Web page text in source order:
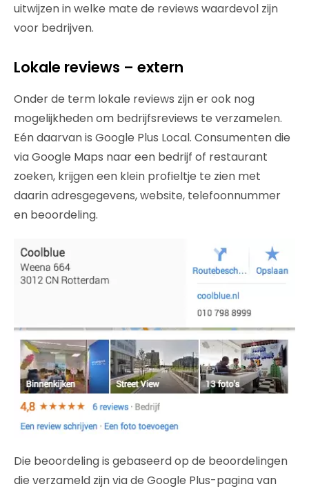
uitwijzen in welke mate de reviews waardevol zijn
voor bedrijven.
Lokale reviews – extern
Onder de term lokale reviews zijn er ook nog
mogelijkheden om bedrijfsreviews te verzamelen.
Eén daarvan is Google Plus Local. Consumenten die
via Google Maps naar een bedrijf of restaurant
zoeken, krijgen een klein profieltje te zien met
daarin adresgegevens, website, telefoonnummer
en beoordeling.
Die beoordeling is gebaseerd op de beoordelingen
die verzameld zijn via de Google Plus-pagina van